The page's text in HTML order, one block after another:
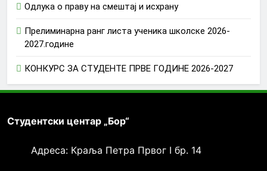
Одлука о праву на смештај и исхрану
Прелиминарна ранг листа ученика школске 2026-
2027.године
КОНКУРС ЗА СТУДЕНТЕ ПРВЕ ГОДИНЕ 2026-2027
Студентски центар „Бор“
Адреса: Краља Петра Првог I бр. 14